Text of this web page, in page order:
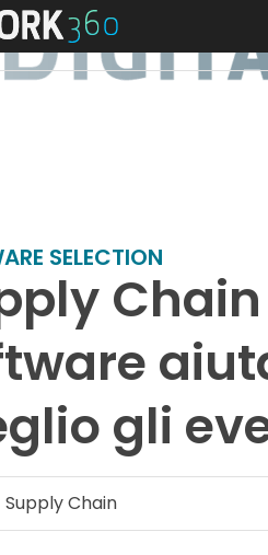
SELECTION
gli
Supply Chain